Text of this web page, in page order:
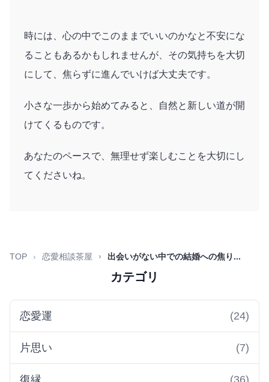
時には、心の中でこのままでいいのかなと不安にな
ることもあるかもしれませんが、その気持ちを大切
にして、焦らずに進んでいけば大丈夫です。
小さな一歩から始めてみると、自然と新しい道が開
けてくるものです。
あなたのペースで、無理せず楽しむことを大切にし
てくださいね。
TOP 恋愛相談茶屋 出会いがない中での結婚への焦り...
カテゴリ
恋愛運 (24)
片思い (7)
復縁 (36)